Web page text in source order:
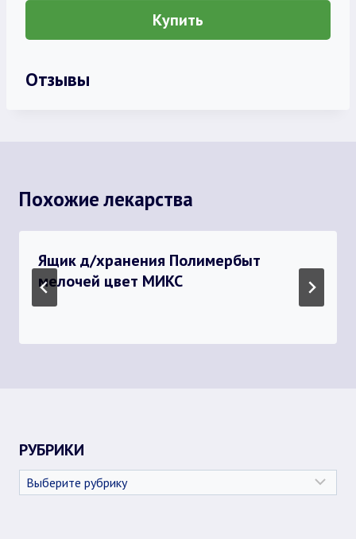
Купить
Отзывы
Похожие лекарства
Ящик д/хранения Полимербыт
мелочей цвет МИКС
РУБРИКИ
Рубрики